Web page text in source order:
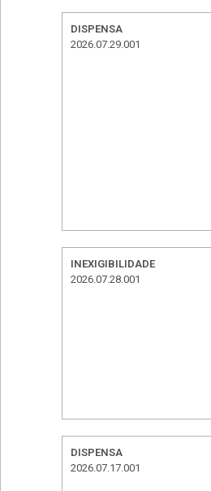
DISPENSA
2026.07.29.001
INEXIGIBILIDADE
2026.07.28.001
DISPENSA
2026.07.17.001